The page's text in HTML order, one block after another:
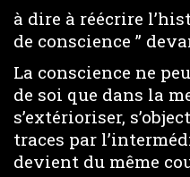
à dire à réécrire
de conscience ”
La conscience ne
de soi que dans la
s’extérioriser,
traces par
devient du même